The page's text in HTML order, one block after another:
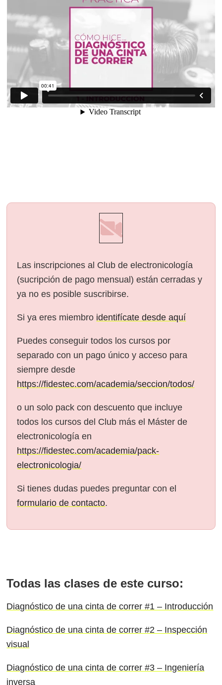
Las inscripciones al Club de electronicología
(sucripción de pago mensual) están cerradas y
ya no es posible suscribirse.
Si ya eres miembro identifícate desde aquí
Puedes conseguir todos los cursos por
separado con un pago único y acceso para
siempre desde
https://fidestec.com/academia/seccion/todos/
o un solo pack con descuento que incluye
todos los cursos del Club más el Máster de
electronicología en
https://fidestec.com/academia/pack-
electronicologia/
Si tienes dudas puedes preguntar con el
formulario de contacto.
Todas las clases de este curso:
Diagnóstico de una cinta de correr #1 – Introducción
Diagnóstico de una cinta de correr #2 – Inspección
visual
Diagnóstico de una cinta de correr #3 – Ingeniería
inversa